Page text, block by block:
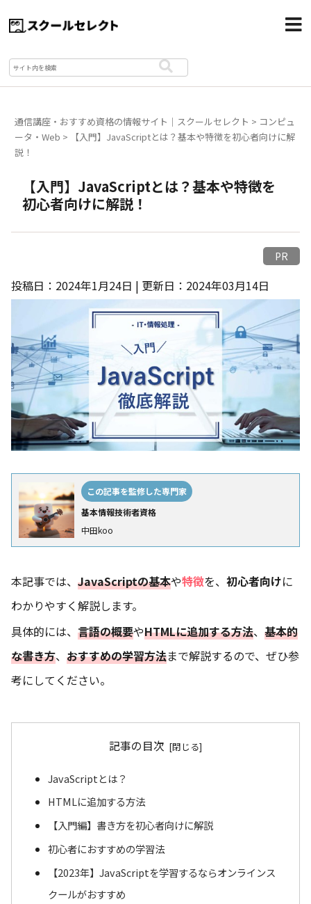
通信講座・おすすめ資格の情報サイト｜スクールセレクト > コンピュ
ータ・Web >
【入門】JavaScriptとは？基本や特徴を初心者向けに解
説！
【入門】JavaScriptとは？基本や特徴を
初心者向けに解説！
PR
投稿日：2024年1月24日 | 更新日：2024年03月14日
この記事を監修した専門家
基本情報技術者資格
中田koo
本記事では、 JavaScriptの基本や特徴を、 初心者向けに
わかりやすく解説します。
具体的には、 言語の概要やHTMLに追加する方法、 基本的
な書き方、 おすすめの学習方法まで解説するので、ぜひ参
考にしてください。
記事の目次
JavaScriptとは？
HTMLに追加する方法
【入門編】書き方を初心者向けに解説
初心者におすすめの学習法
【2023年】JavaScriptを学習するならオンラインス
クールがおすすめ